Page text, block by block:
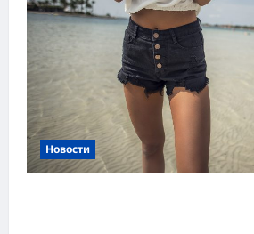
Новости